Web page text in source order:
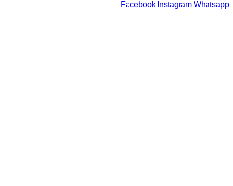
Facebook Instagram Whatsapp